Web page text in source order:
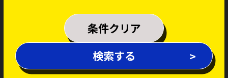
排気量
年式 ～
条件クリア
検索する